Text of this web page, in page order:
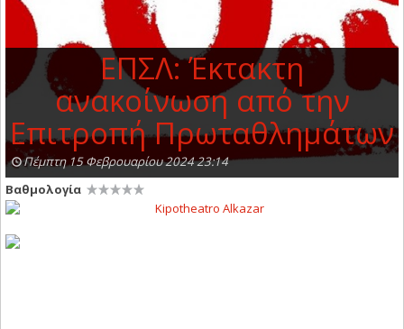
ΕΠΣΛ: Έκτακτη
ανακοίνωση από την
Επιτροπή Πρωταθλημάτων
Πέμπτη 15 Φεβρουαρίου 2024 23:14
Βαθμολογία